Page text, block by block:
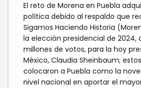
El reto de Morena en Puebla
política debido al respaldo que
Sigamos Haciendo Historia
la elección presidencial de 2024,
millones de votos, para la hoy
México, Claudia Sheinbaum;
colocaron a Puebla como la
nivel nacional en aportar el